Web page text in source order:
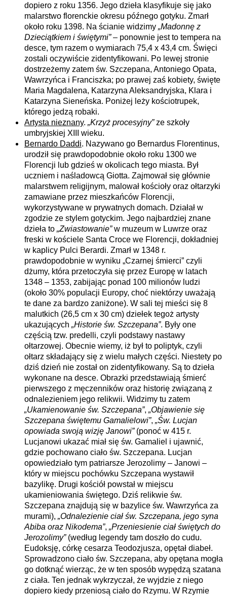
dopiero z roku 1356. Jego dzieła klasyfikuje się jako
malarstwo florenckie okresu późnego gotyku. Zmarł
około roku 1398. Na ścianie widzimy „Madonnę z
Dzieciątkiem i świętymi”– ponownie jest to tempera na
desce, tym razem o wymiarach 75,4 x 43,4 cm. Święci
zostali oczywiście zidentyfikowani. Po lewej stronie
dostrzeżemy zatem św. Szczepana, Antoniego Opata,
Wawrzyńca i Franciszka; po prawej zaś kobiety, święte
Maria Magdalena, Katarzyna Aleksandryjska, Klara i
Katarzyna Sieneńska. Poniżej leży kościotrupek,
którego jedzą robaki.
Artysta nieznany. „Krzyż procesyjny”ze szkoły
umbryjskiej XIII wieku.
Bernardo Daddi. Nazywano go Bernardus Florentinus,
urodził się prawdopodobnie około roku 1300 we
Florencji lub gdzieś w okolicach tego miasta. Był
uczniem i naśladowcą Giotta. Zajmował się głównie
malarstwem religijnym, malował kościoły oraz ołtarzyki
zamawiane przez mieszkańców Florencji,
wykorzystywane w prywatnych domach. Działał w
zgodzie ze stylem gotyckim. Jego najbardziej znane
dzieła to „Zwiastowanie”w muzeum w Luwrze oraz
freski w kościele Santa Croce we Florencji, dokładniej
w kaplicy Pulci Berardi. Zmarł w 1348 r.
prawdopodobnie w wyniku „Czarnej śmierci” czyli
dżumy, która przetoczyła się przez Europę w latach
1348 – 1353, zabijając ponad 100 milionów ludzi
(około 30% populacji Europy, choć niektórzy uważają
te dane za bardzo zaniżone). W sali tej mieści się 8
malutkich (26,5 cm x 30 cm) dziełek tegoż artysty
ukazujących „Historie św. Szczepana”. Były one
częścią tzw. predelli, czyli podstawy nastawy
ołtarzowej. Obecnie wiemy, iż był to poliptyk, czyli
ołtarz składający się z wielu małych części. Niestety po
dziś dzień nie został on zidentyfikowany. Są to dzieła
wykonane na desce. Obrazki przedstawiają śmierć
pierwszego z męczenników oraz historię związaną z
odnalezieniem jego relikwii. Widzimy tu zatem
„Ukamienowanie św. Szczepana”, „Objawienie się
Szczepana świętemu Gamalielowi”, „Św. Lucjan
opowiada swoją wizję Janowi”(ponoć w 415 r.
Lucjanowi ukazać miał się św. Gamaliel i ujawnić,
gdzie pochowano ciało św. Szczepana. Lucjan
opowiedziało tym patriarsze Jerozolimy – Janowi –
który w miejscu pochówku Szczepana wystawił
bazylikę. Drugi kościół powstał w miejscu
ukamieniowania świętego. Dziś relikwie św.
Szczepana znajdują się w bazylice św. Wawrzyńca za
murami), „Odnalezienie ciał św. Szczepana, jego syna
Abiba oraz Nikodema”, „Przeniesienie ciał świętych do
Jerozolimy”(według legendy tam doszło do cudu.
Eudoksję, córkę cesarza Teodozjusza, opętał diabeł.
Sprowadzono ciało św. Szczepana, aby opętana mogła
go dotknąć wierząc, że w ten sposób wypędzą szatana
z ciała. Ten jednak wykrzyczał, że wyjdzie z niego
dopiero kiedy przeniosą ciało do Rzymu. W Rzymie